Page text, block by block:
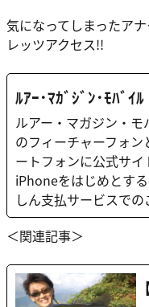
気になってしまったア
レッツアクセス!!
ﾙｱｰ･ﾏｶﾞｼﾞﾝ･ﾓﾊﾞｲﾙ
ルアー・マガジン・
のフィーチャーフォ
ートフォンに公式サイ
iPhoneをはじめとす
しん支払サービスでの
＜関連記事＞